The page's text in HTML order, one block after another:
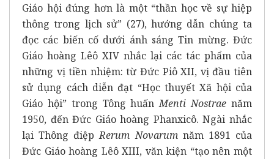
Giáo hội đúng hơn là một “thần học về sự hiệp
thông trong lịch sử” (27), hướng dẫn chúng ta
đọc các biến cố dưới ánh sáng Tin mừng. Đức
Giáo hoàng Lêô XIV nhắc lại các tác phẩm của
những vị tiền nhiệm: từ Đức Piô XII, vị đầu tiên
sử dụng cách diễn đạt “Học thuyết Xã hội của
Giáo hội” trong Tông huấnMenti Nostrae năm
1950, đến Đức Giáo hoàng Phanxicô. Ngài nhắc
lại Thông điệpRerum Novarumnăm 1891 của
Đức Giáo hoàng Lêô XIII, văn kiện “tạo nên một